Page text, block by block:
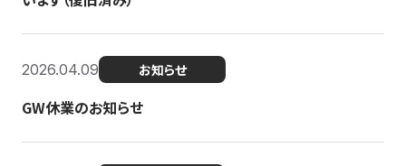
2026.04.09 お知らせ
GW休業のお知らせ